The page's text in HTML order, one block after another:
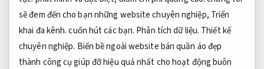
sẽ đem đến cho bạn những website chuyên nghiệp, Triển
khai đa kênh.cuốn hút các bạn. Phân tích dữ liệu. Thiết kế
chuyên nghiệp. Biến bề ngoài website bán quần áo đẹp
thành công cụ giúp đỡ hiệu quả nhất cho hoạt động buôn